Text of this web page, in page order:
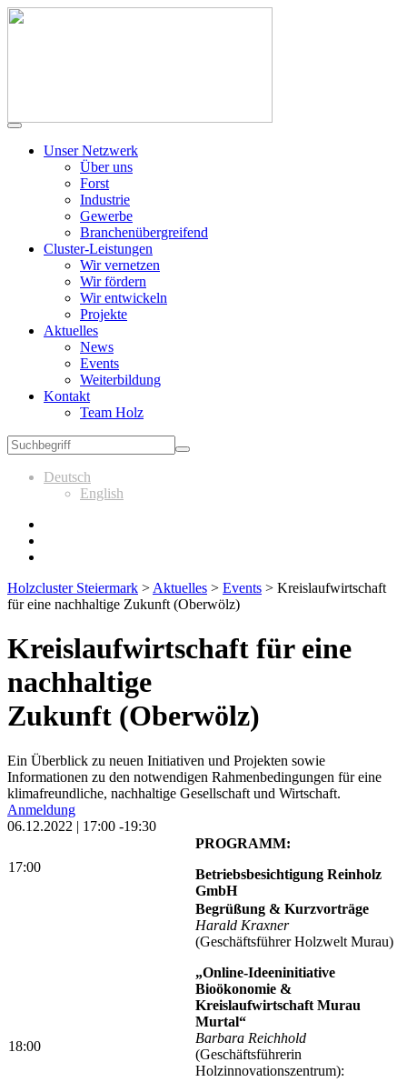
Unser Netzwerk
Über uns
Forst
Industrie
Gewerbe
Branchenübergreifend
Cluster-Leistungen
Wir vernetzen
Wir fördern
Wir entwickeln
Projekte
Aktuelles
News
Events
Weiterbildung
Kontakt
Team Holz
Deutsch
English
Holzcluster Steiermark > Aktuelles > Events > Kreislaufwirtschaft
für eine nachhaltige Zukunft (Oberwölz)
Kreislaufwirtschaft für eine
nachhaltige
Zukunft (Oberwölz)
Ein Überblick zu neuen Initiativen und Projekten sowie
Informationen zu den notwendigen Rahmenbedingungen für eine
klimafreundliche, nachhaltige Gesellschaft und Wirtschaft.
Anmeldung
06.12.2022 | 17:00 -19:30
17:00
PROGRAMM:
Betriebsbesichtigung Reinholz
GmbH
18:00
Begrüßung & Kurzvorträge
Harald Kraxner
(Geschäftsführer Holzwelt Murau)
„Online-Ideeninitiative
Bioökonomie &
Kreislaufwirtschaft Murau
Murtal“
Barbara Reichhold
(Geschäftsführerin
Holzinnovationszentrum):